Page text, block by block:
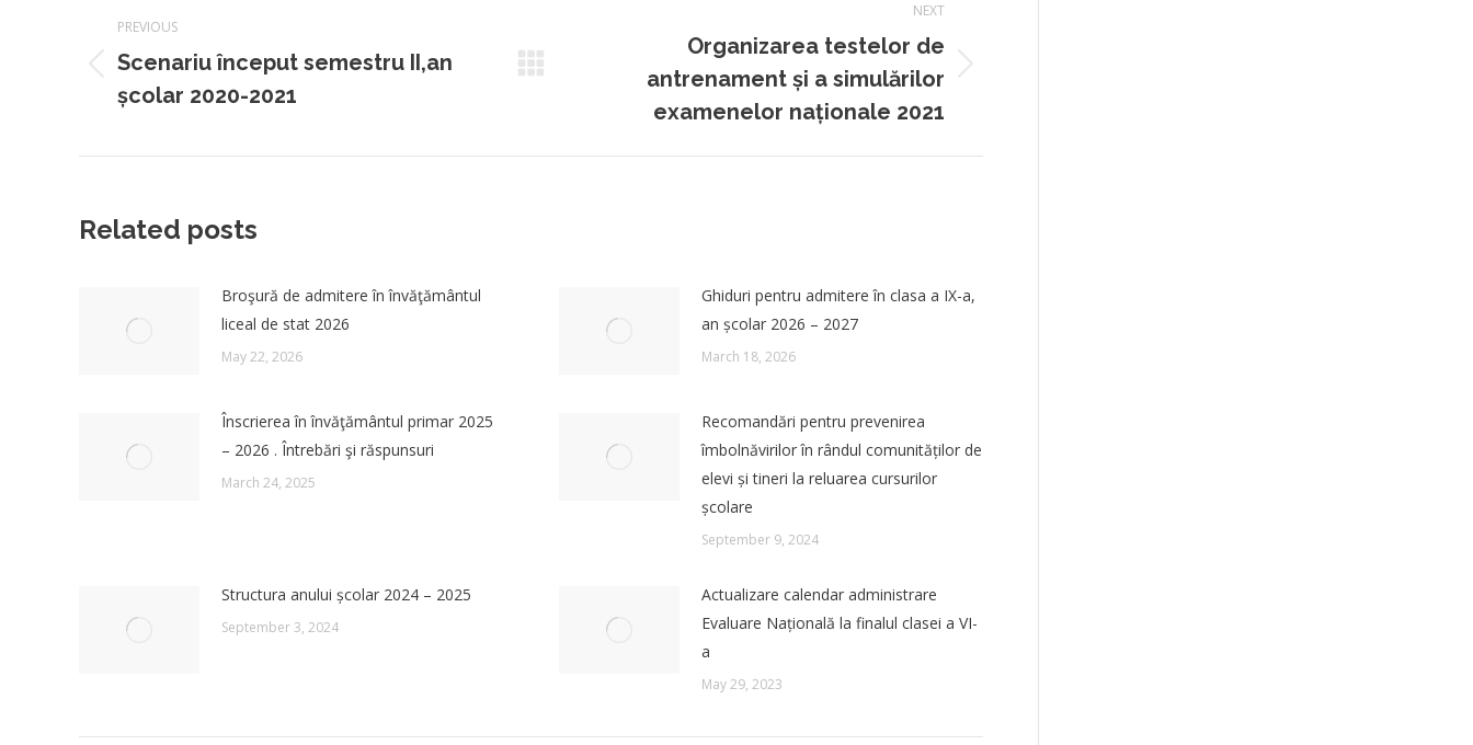
navigation
PREVIOUS
Previous
post:
Scenariu început semestru II,an
școlar 2020-2021
NEXT
Organizarea testelor de
antrenament și a simulărilor
examenelor naționale 2021
Related posts
Broşură de admitere în învăţământul
liceal de stat 2026
May 22, 2026
Ghiduri pentru admitere în clasa a IX-a,
an școlar 2026 – 2027
March 18, 2026
Înscrierea în învăţământul primar 2025
– 2026 . Întrebări şi răspunsuri
March 24, 2025
Recomandări pentru prevenirea
îmbolnăvirilor în rândul comunităților de
elevi și tineri la reluarea cursurilor
școlare
September 9, 2024
Structura anului școlar 2024 – 2025
September 3, 2024
Actualizare calendar administrare
Evaluare Națională la finalul clasei a VI-
a
May 29, 2023